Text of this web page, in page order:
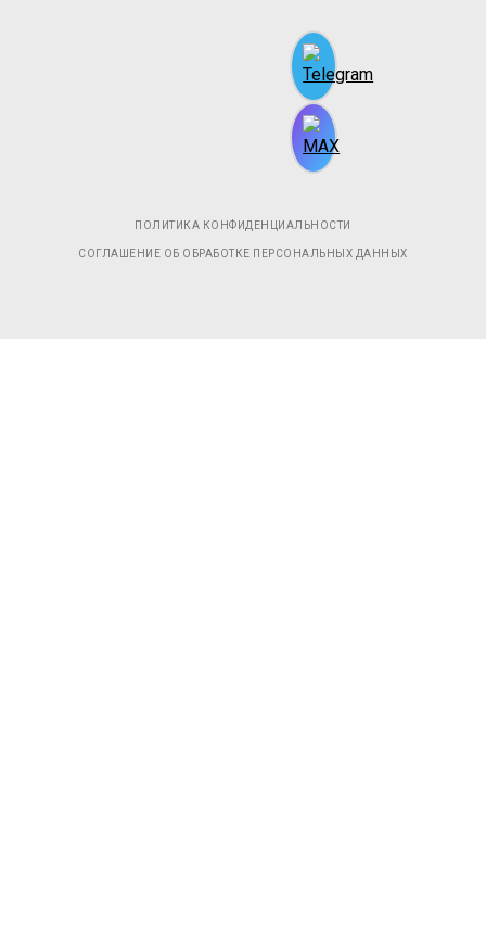
ПОЛИТИКА КОНФИДЕНЦИАЛЬНОСТИ
СОГЛАШЕНИЕ ОБ ОБРАБОТКЕ ПЕРСОНАЛЬНЫХ ДАННЫХ